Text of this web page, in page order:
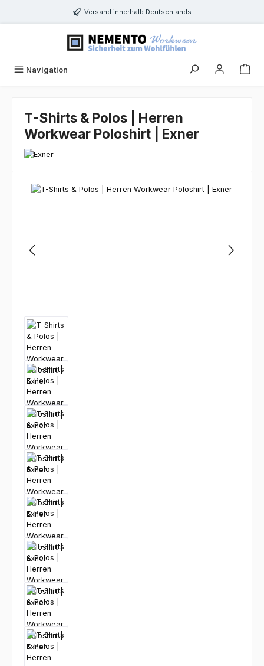
Zum Hauptinhalt springenVersand innerhalb Deutschlands
Navigation
T-Shirts & Polos | Herren
Workwear Poloshirt | Exner
Bildergalerie überspringen